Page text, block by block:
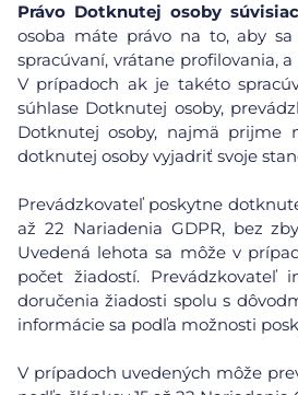
Právo Dotknutej osoby
osoba máte právo na to, aby
spracúvaní, vrátane profilovania,
V prípadoch ak je takéto
súhlase Dotknutej osoby,
Dotknutej osoby, najmä prijme
dotknutej osoby vyjadriť svoje
Prevádzkovateľ poskytne
až 22 Nariadenia GDPR, bez
Uvedená lehota sa môže v
počet žiadostí.
doručenia žiadosti spolu s
informácie sa podľa možnosti
V prípadoch uvedených môže